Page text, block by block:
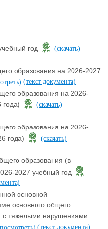
год
(скачать)
образования на 2026-2027
(текст документа)
образования на 2026-
года)
(скачать)
образования на 2026-
года)
(скачать)
образования (в
2027 учебный год
основной
основного общего
с тяжелыми нарушениями
(текст документа)